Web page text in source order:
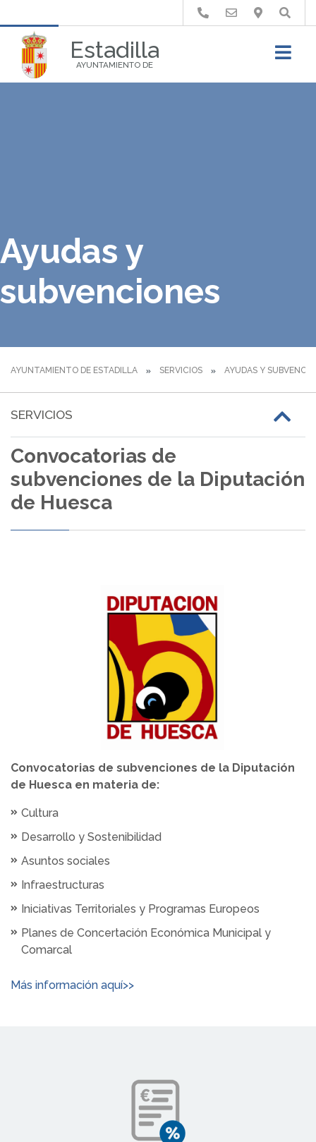
Estadilla
AYUNTAMIENTO DE
Buscar
Ayudas y
subvenciones
AYUNTAMIENTO DE ESTADILLA SERVICIOS AYUDAS Y
SERVICIOS
Convocatorias de
subvenciones de la Diputación
de Huesca
Convocatorias de subvenciones de la Diputación
de Huesca en materia de:
Cultura
Desarrollo y Sostenibilidad
Asuntos sociales
Infraestructuras
Iniciativas Territoriales y Programas Europeos
Planes de Concertación Económica Municipal y
Comarcal
Más información aquí>>